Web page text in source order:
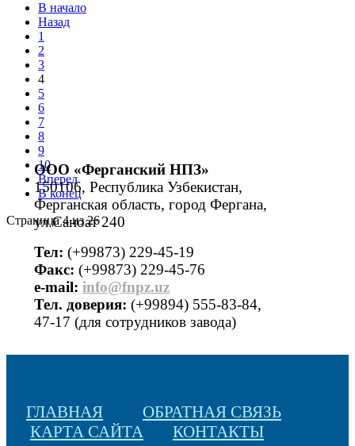
В начало
Назад
1
2
3
4
5
6
7
8
9
10
Вперед
В конец
Страница 4 из 26
ООО «Ферганский НПЗ»
150106, Республика Узбекистан,
Ферганская область, город Фергана,
ул.Саноат 240
Тел: (+99873) 229-45-19
Факс: (+99873) 229-45-76
е-mail: info@fnpz.uz
Тел. доверия: (+99894) 555-83-84,
47-17 (для сотрудников завода)
ГЛАВНАЯ
ОБРАТНАЯ СВЯЗЬ
КАРТА САЙТА
КОНТАКТЫ